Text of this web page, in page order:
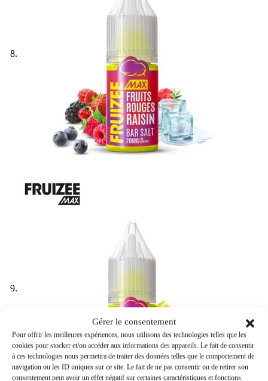
Gérer le consentement
Pour offrir les meilleures expériences, nous utilisons des technologies telles que les
cookies pour stocker et/ou accéder aux informations des appareils. Le fait de consentir
à ces technologies nous permettra de traiter des données telles que le comportement de
navigation ou les ID uniques sur ce site. Le fait de ne pas consentir ou de retirer son
consentement peut avoir un effet négatif sur certaines caractéristiques et fonctions.